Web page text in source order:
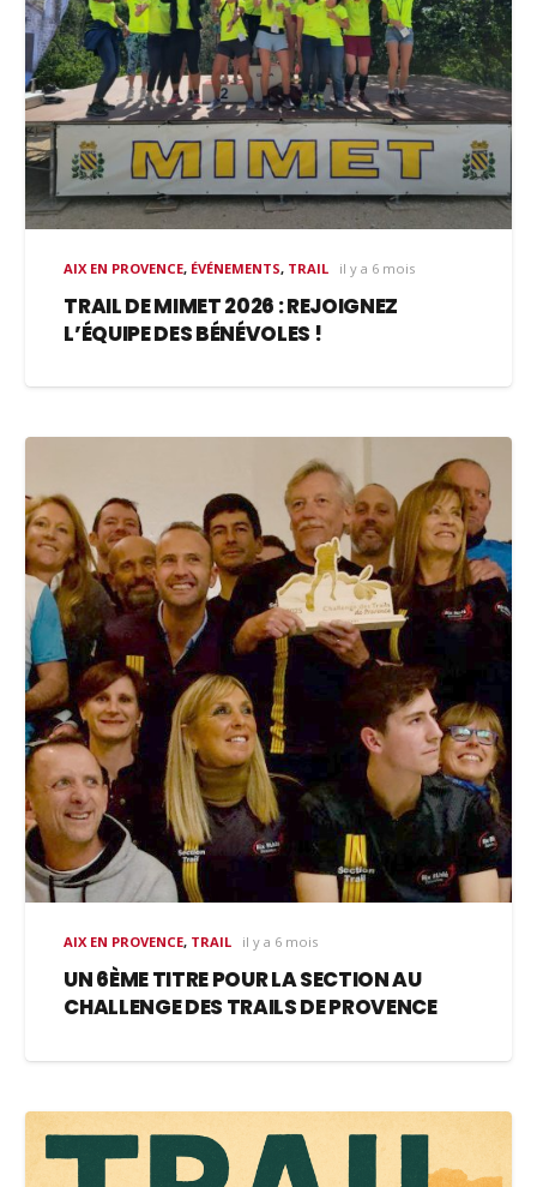
AIX EN PROVENCE, ÉVÉNEMENTS, TRAIL il y a 6 mois
TRAIL DE MIMET 2026 : REJOIGNEZ
L’ÉQUIPE DES BÉNÉVOLES !
AIX EN PROVENCE, TRAIL il y a 6 mois
UN 6ÈME TITRE POUR LA SECTION AU
CHALLENGE DES TRAILS DE PROVENCE